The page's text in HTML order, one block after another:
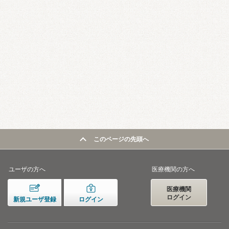
このページの先頭へ
ユーザの方へ
新規ユーザ登録 ログイン
医療機関の方へ
医療機関
ログイン